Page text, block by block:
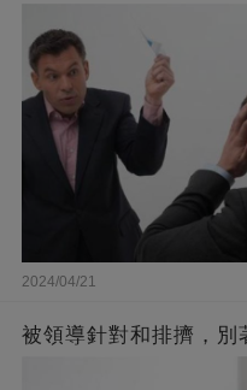
2024/04/21
被領導針對和排擠，別